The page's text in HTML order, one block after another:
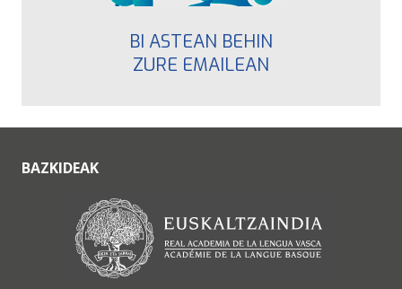
BI ASTEAN BEHIN
ZURE EMAILEAN
BAZKIDEAK